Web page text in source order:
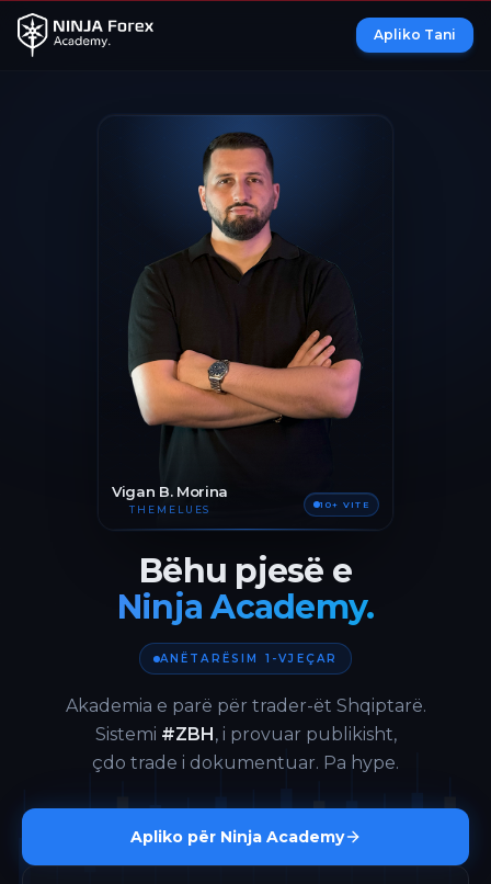
Apliko Tani
Vigan B. Morina
THEMELUES 10+ VITE
Bëhu pjesë e
Ninja Academy.
ANËTARËSIM 1-VJEÇAR
Akademia e parë për trader-ët Shqiptarë.
Sistemi #ZBH, i provuar publikisht,
çdo trade i dokumentuar. Pa hype.
Apliko për Ninja Academy